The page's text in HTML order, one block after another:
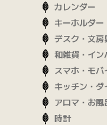
カレンダー
キーホルダ
デスク・文房
和雑貨・イン
スマホ・モバ
キッチン・ダ
アロマ・お
時計